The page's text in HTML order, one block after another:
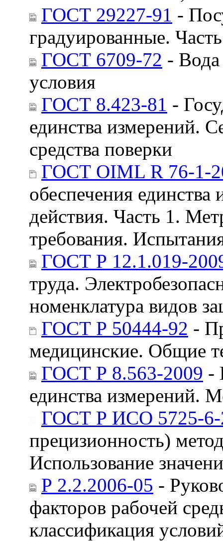
ГОСТ 29227-91 -
градуированные.
ГОСТ 6709-72 - Вода
условия
ГОСТ 8.423-81 -
единства измерений.
средства поверки
ГОСТ OIML R 76-1-
обеспечения единства
действия. Часть 1.
требования.
ГОСТ Р 12.1.019-
труда.
номенклатура видов
ГОСТ Р 50444-92 -
медицинские. Общие
ГОСТ Р 8.563-2009 -
единства измерений.
ГОСТ Р ИСО 5725-6-
прецизионность)
Использование
Р 2.2.2006-05 -
факторов рабочей
классификация